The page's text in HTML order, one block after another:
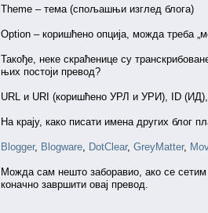
Theme – тема (спољашњи изглед блога)
Option – коришћено опција, можда треба
Такође, неке скраћенице су
њих постоји превод?
URL и URI (коришћено УРЛ и УРИ), ID
На крају, како писати имена других блог
Blogger, Blogware DotClear, GreyMatter,
Можда сам нешто заборавио, ако се
коначно завршити овај превод.